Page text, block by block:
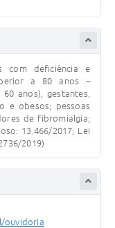
com deficiência e
a 80 anos –
anos), gestantes,
e obesos; pessoas
de fibromialgia;
13.466/2017; Lei
2019)
ouvidoria